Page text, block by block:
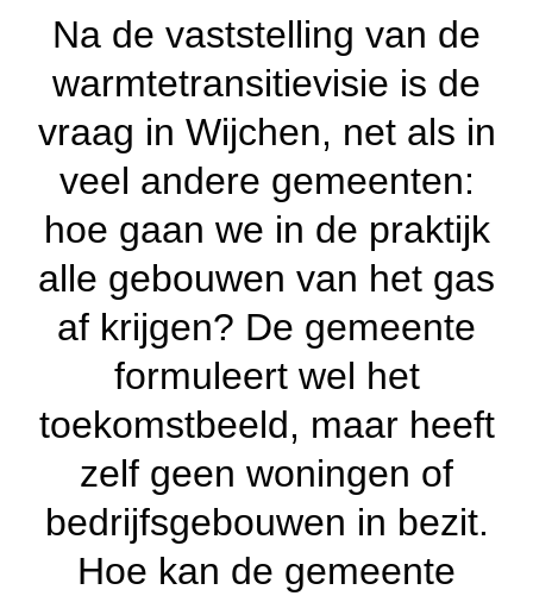
Na de vaststelling van de
warmtetransitievisie is de
vraag in Wijchen, net als in
veel andere gemeenten:
hoe gaan we in de praktijk
alle gebouwen van het gas
af krijgen? De gemeente
formuleert wel het
toekomstbeeld, maar heeft
zelf geen woningen of
bedrijfsgebouwen in bezit.
Hoe kan de gemeente